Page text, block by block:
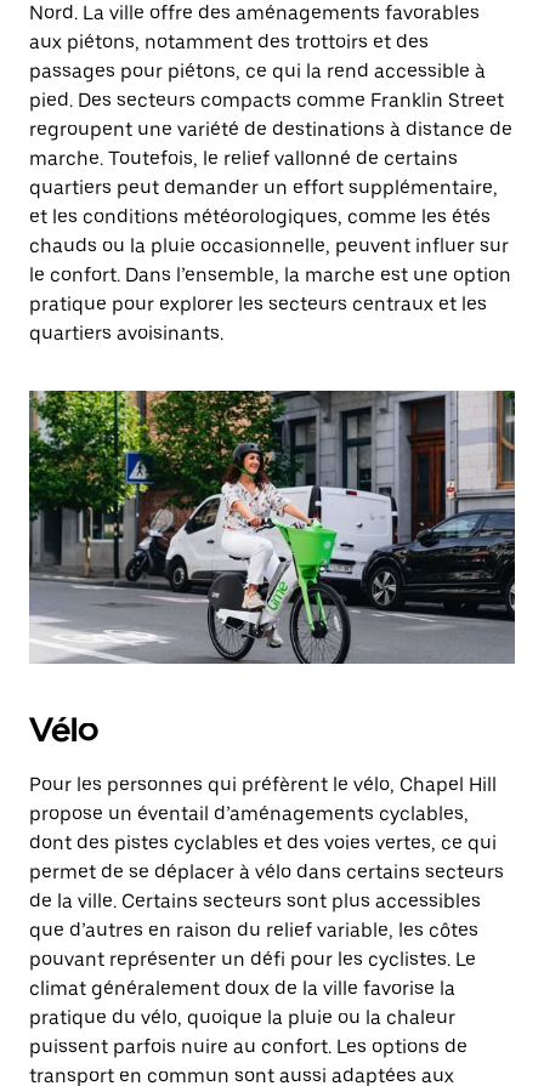
Nord. La ville offre des aménagements favorables
aux piétons, notamment des trottoirs et des
passages pour piétons, ce qui la rend accessible à
pied. Des secteurs compacts comme Franklin Street
regroupent une variété de destinations à distance de
marche. Toutefois, le relief vallonné de certains
quartiers peut demander un effort supplémentaire,
et les conditions météorologiques, comme les étés
chauds ou la pluie occasionnelle, peuvent influer sur
le confort. Dans l’ensemble, la marche est une option
pratique pour explorer les secteurs centraux et les
quartiers avoisinants.
Vélo
Pour les personnes qui préfèrent le vélo, Chapel Hill
propose un éventail d’aménagements cyclables,
dont des pistes cyclables et des voies vertes, ce qui
permet de se déplacer à vélo dans certains secteurs
de la ville. Certains secteurs sont plus accessibles
que d’autres en raison du relief variable, les côtes
pouvant représenter un défi pour les cyclistes. Le
climat généralement doux de la ville favorise la
pratique du vélo, quoique la pluie ou la chaleur
puissent parfois nuire au confort. Les options de
transport en commun sont aussi adaptées aux